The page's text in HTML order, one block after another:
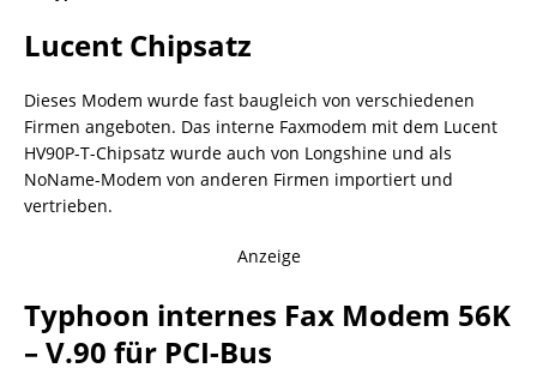
Lucent Chipsatz
Dieses Modem wurde fast baugleich von verschiedenen
Firmen angeboten. Das interne Faxmodem mit dem Lucent
HV90P-T-Chipsatz wurde auch von Longshine und als
NoName-Modem von anderen Firmen importiert und
vertrieben.
Anzeige
Typhoon internes Fax Modem 56K
– V.90 für PCI-Bus